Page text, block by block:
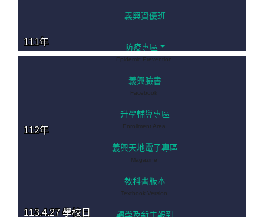
111年
112年
113.4.27 學校日
義興資優班
防疫專區
Epidemic Prevention
義興臉書
Facebook
升學輔導專區
Enrollment Area
義興天地電子專區
Magazine
教科書版本
Textbook Version
轉學及新生報到